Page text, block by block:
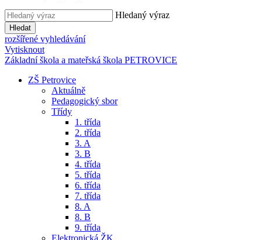
Hledaný výraz
Hledat
rozšířené vyhledávání
Vytisknout
Základní škola a mateřská škola PETROVICE
ZŠ Petrovice
Aktuálně
Pedagogický sbor
Třídy
1. třída
2. třída
3. A
3. B
4. třída
5. třída
6. třída
7. třída
8. A
8. B
9. třída
Elektronická ŽK